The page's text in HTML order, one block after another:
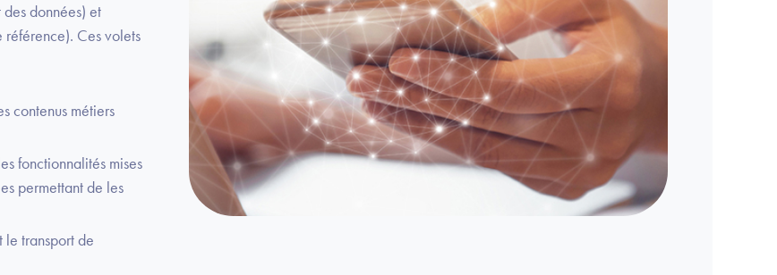
données) et
référence). Ces volets
contenus métiers
fonctionnalités mises
permettant de les
le transport de